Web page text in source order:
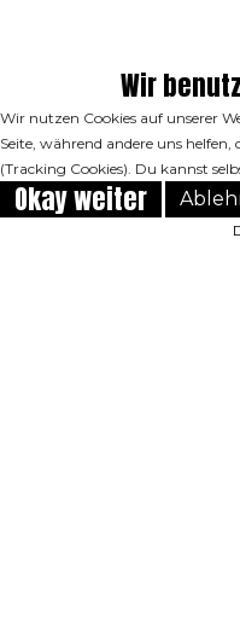
Wir
Wir nutzen Cookies auf unserer
Seite, während andere uns
(Tracking Cookies). Du kannst
Okay weiter